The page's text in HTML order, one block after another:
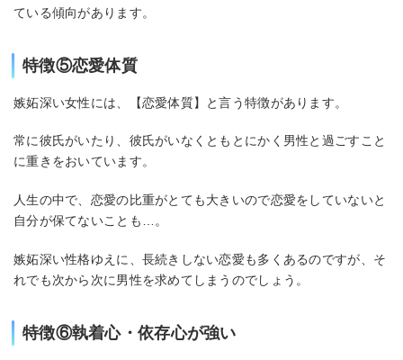
ている傾向があります。
特徴⑤恋愛体質
嫉妬深い女性には、【恋愛体質】と言う特徴があります。
常に彼氏がいたり、彼氏がいなくともとにかく男性と過ごすこと
に重きをおいています。
人生の中で、恋愛の比重がとても大きいので恋愛をしていないと
自分が保てないことも…。
嫉妬深い性格ゆえに、長続きしない恋愛も多くあるのですが、そ
れでも次から次に男性を求めてしまうのでしょう。
特徴⑥執着心・依存心が強い